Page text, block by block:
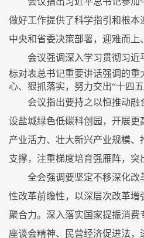
做好工作提供了科学指引和根
中央和省委决策部署，迎难而
会议强调深入学习贯彻习近
标对表总书记重要讲话强调的
心、狠抓落实，努力交出“十四
会议指出要持之以恒推动
设盐城绿色低碳科创园，开展
产业活力、壮大新兴产业规模
支撑，注重梯度培育强雁阵，突
全会强调要坚定不移深化
性改革前瞻性，以深层次改革
聚合力。深入落实国家提振消
座谈会精神、民营经济促进法，